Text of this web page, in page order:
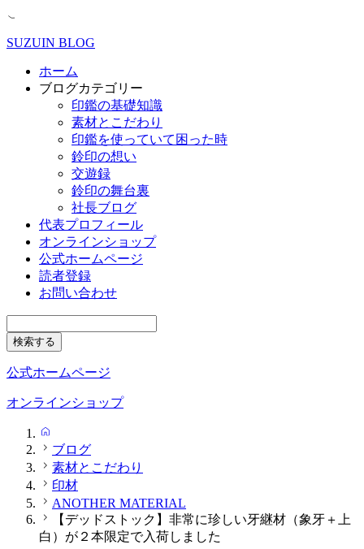
SUZUIN BLOG
ホーム
ブログカテゴリー
印鑑の基礎知識
素材とこだわり
印鑑を使っていて困った時
鈴印の想い
交遊録
鈴印の舞台裏
社長ブログ
代表プロフィール
オンラインショップ
公式ホームページ
読者登録
お問い合わせ
公式ホームページ
オンラインショップ
ブログ
素材とこだわり
印材
ANOTHER MATERIAL
【デッドストック】非常に珍しい牙継材（象牙＋上
白）が２本限定で入荷しました